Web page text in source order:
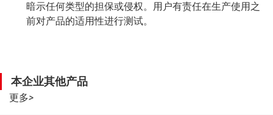
暗示任何类型的担保或侵权。用户有责任在生产使用之
前对产品的适用性进行测试。
本企业其他产品
更多>